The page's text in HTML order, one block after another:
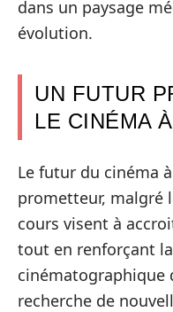
dans un paysage
évolution.
UN FUTUR
LE CINÉMA
Le futur du cinéma
prometteur, malgré
cours visent à
tout en renforçant
cinématographique
recherche de